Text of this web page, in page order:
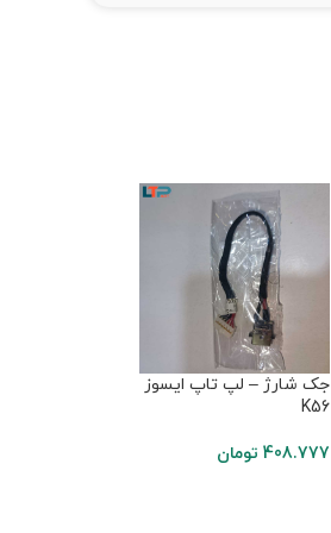
جک شارژ – لپ تاپ ایسوز
K56
408.777 تومان